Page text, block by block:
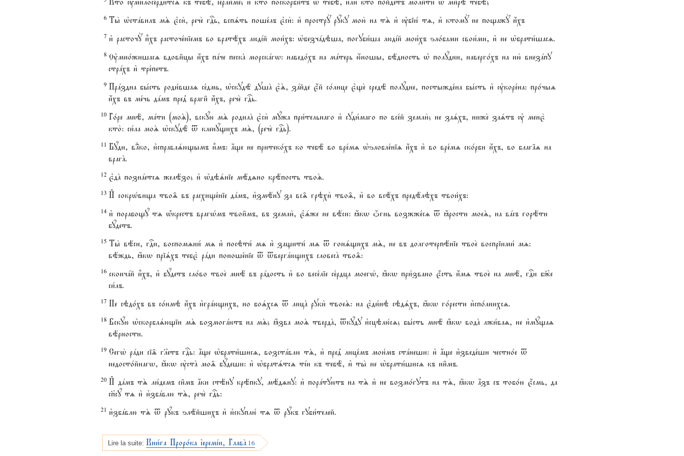
6 Ты2 њстaвилъ мS є3си2, рече2 гDь, вспsть поше1лъ є3си2: и3 прострY рyку мою2 на тS и3 ўбію1 тz, и3 ктомY не пощажY и4хъ
7 и3 расточY и5хъ расточе1ніемъ во вратёхъ людjй мои1хъ: њбезчaдэша, погуби1ша людjй мои1хъ ѕло1бами свои1ми, и3 не њбрати1шасz.
8 Ўмно1жишасz вдови6цы и4хъ пaче пескA морскaгw: наведо1хъ на мaтерь ю4ношы, бёдность њ полyдни, наверго1хъ на ню2 внезaпу
стрaхъ и3 тре1петъ.
9 Прaздна бы1сть роди1вшаz се1дмь, њскудЁ душA є3S, зaйде є4й со1лнце є3ще2 средЁ полyдне, постыжде1на бы1сть и3 ўкоре1на: про1чыz
и4хъ въ ме1чь дaмъ пред8 враги6 и4хъ, рече2 гDь.
10 Го1ре мнЁ, мaти (моS), вскyю мS родилA є3си2 мyжа при1тельнаго и3 суди1маго по все1й земли2; не заsхъ, ниже2 заsтъ ў менє2
кто2: си1ла моS њскудЁ t кленyщихъ мS, (рече2 гDь).
11 Бyди, вLко, и3справлsющымъ и5мъ: ѓще не притеко1хъ ко тебЁ во вре1мz њѕлобле1ніz и4хъ и3 во вре1мz ско1рби и4хъ, во благ†z на
врагA.
12 є3дA познaетсz желёзо; и3 њдэsніе мёдzно крёпость твоS.
13 И# сокрHвища тво‰ въ расхище1ніе дaмъ, и3змёну за вс‰ грэхи2 тво‰, и3 во всёхъ предёлэхъ твои1хъ:
14 и3 порабощy тz њ1крестъ врагHмъ твои6мъ, въ земли2, є3sже не вёси: ћкw џгнь возжже1сz t ћрости моеS, на вaсъ горёти
бyдетъ.
15 Ты2 вёси, гDи, воспомzни1 мz и3 посэти1 мz и3 защити1 мz t гонsщихъ мS, не въ долготерпёніе твое2 воспріими1 мz:
вёждь, ћкw пріsхъ тебє2 рaди поноше1ніе t tвергaющихъ словесA тво‰:
16 скончaй и5хъ, и3 бyдетъ сло1во твое2 мнЁ въ рaдость и3 во весе1ліе се1рдца моегw2, ћкw при1звано є4сть и4мz твое2 на мнЁ, гDи б9е
си1лъ.
17 Не сэдо1хъ въ со1нмэ и4хъ и3грaющихъ, но боsхсz t лицA руки2 твоеS: на є3ди1нэ сэдsхъ, ћкw го1рести и3спо1лнихсz.
18 Вскyю њскорблsющіи мS возмогaютъ на мS; ћзва моS твердA, tкyду и3сцэлю1сz; бы1сть мнЁ ћкw водA лжи1ваz, не и3мyщаz
вёрности.
19 Сегw2 рaди сі‰ гlетъ гDь: ѓще њбрати1шисz, возстaвлю тS, и3 пред8 лице1мъ мои1мъ стaнеши: и3 ѓще и3зведе1ши честно1е t
недосто1йнагw, ћкw ўстA мо‰ бyдеши: и3 њбратsтсz тjи къ тебЁ, и3 ты2 не њбрати1шисz къ ни6мъ.
20 И# дaмъ тS лю1демъ си6мъ ѓки стёну крёпку, мёдzну: и3 порaтуютъ на тS и3 не возмо1гутъ на тS, ћкw ѓзъ съ тобо1ю є4смь, да
сп7сy тz и3 и3збaвлю тS, рече2 гDь:
21 и3збaвлю тS t рyкъ ѕлёйшихъ и3 и3скуплю1 тz t рyкъ губи1телей.
Lire la suite: Кни1га Проро1ка їеремjи, ГлавA 16